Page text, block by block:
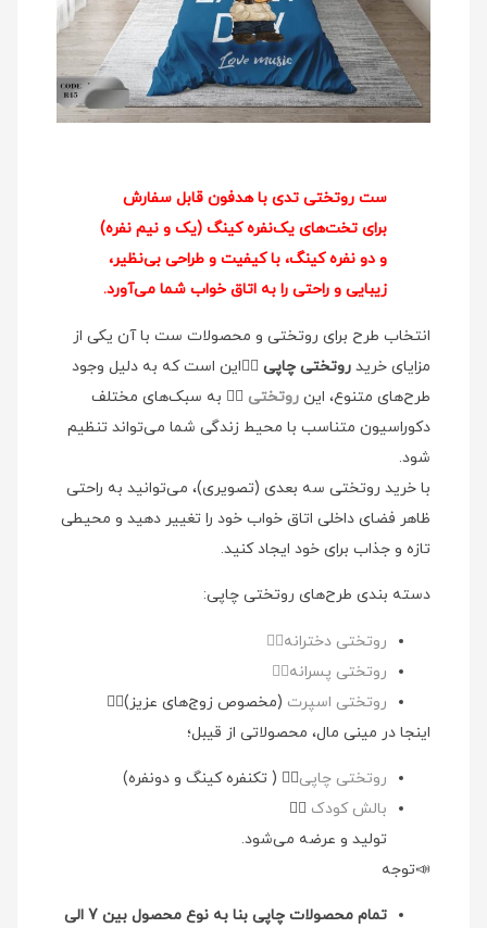
ست روتختی تدی با هدفون قابل سفارش
برای تخت‌های یک‌نفره کینگ (یک و نیم نفره)
و دو نفره کینگ، با کیفیت و طراحی بی‌نظیر،
زیبایی و راحتی را به اتاق خواب شما می‌آورد.
انتخاب طرح برای روتختی و محصولات ست با آن یکی از
مزایای خرید روتختی چاپی 👉🏻این است که به دلیل وجود
طرح‌های متنوع، این روتختی 👉🏻 به سبک‌های مختلف
دکوراسیون متناسب با محیط زندگی شما می‌تواند تنظیم
شود.
با خرید روتختی سه بعدی (تصویری)، می‌توانید به راحتی
ظاهر فضای داخلی اتاق خواب خود را تغییر دهید و محیطی
تازه و جذاب برای خود ایجاد کنید.
دسته بندی طرح‌های روتختی چاپی:
روتختی دخترانه👉🏻
روتختی پسرانه👉🏻
روتختی اسپرت (مخصوص زوج‌های عزیز)👉🏻
اینجا در مینی مال، محصولاتی از قیبل؛
روتختی چاپی👉🏻 ( تکنفره کینگ و دونفره)
بالش کودک 👉🏻
تولید و عرضه می‌شود.
📣توجه
تمام محصولات چاپی بنا به نوع محصول بین 7 الی